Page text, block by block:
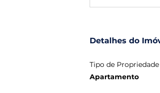
Detalhes do
Tipo de Propriedade
Apartamento